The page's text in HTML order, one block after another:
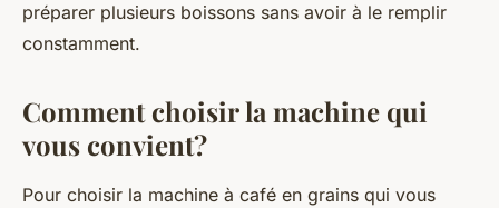
préparer plusieurs boissons sans avoir à le remplir
constamment.
Comment choisir la machine qui
vous convient?
Pour choisir la machine à café en grains qui vous